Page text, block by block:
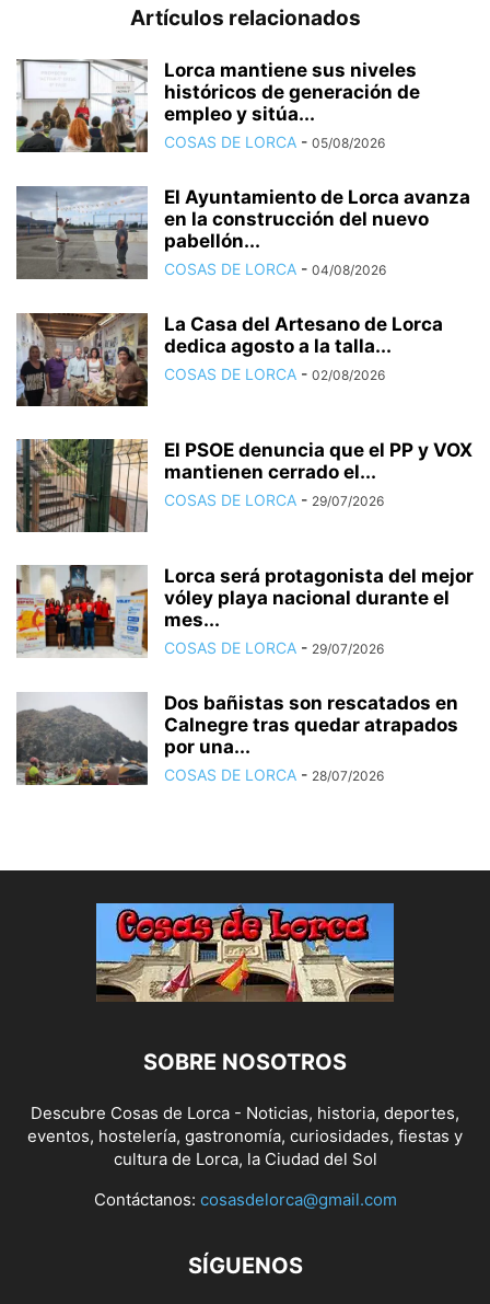
Artículos relacionados
Lorca mantiene sus niveles
históricos de generación de
empleo y sitúa...
COSAS DE LORCA - 05/08/2026
El Ayuntamiento de Lorca avanza
en la construcción del nuevo
pabellón...
COSAS DE LORCA - 04/08/2026
La Casa del Artesano de Lorca
dedica agosto a la talla...
COSAS DE LORCA - 02/08/2026
El PSOE denuncia que el PP y VOX
mantienen cerrado el...
COSAS DE LORCA - 29/07/2026
Lorca será protagonista del mejor
vóley playa nacional durante el
mes...
COSAS DE LORCA - 29/07/2026
Dos bañistas son rescatados en
Calnegre tras quedar atrapados
por una...
COSAS DE LORCA - 28/07/2026
SOBRE NOSOTROS
Descubre Cosas de Lorca - Noticias, historia, deportes,
eventos, hostelería, gastronomía, curiosidades, fiestas y
cultura de Lorca, la Ciudad del Sol
Contáctanos: cosasdelorca@gmail.com
SÍGUENOS